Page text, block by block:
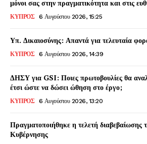
μόνοι σας στην πραγματικότητα και στις
ΚΥΠΡΟΣ 6 Αυγούστου 2026, 15:25
Υπ. Δικαιοσύνης: Απαντά για τελευταία
ΚΥΠΡΟΣ 6 Αυγούστου 2026, 14:39
ΔΗΣΥ για GSI: Ποιες πρωτοβουλίες θα
έτσι ώστε να δώσει ώθηση στο έργο;
ΚΥΠΡΟΣ 6 Αυγούστου 2026, 13:20
Πραγματοποιήθηκε η τελετή διαβεβαίωσης
Κυβέρνησης